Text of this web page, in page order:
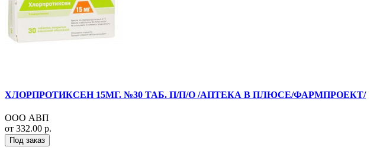
ХЛОРПРОТИКСЕН 15МГ. №30 ТАБ. П/П/О /АПТЕКА В ПЛЮСЕ/ФАРМПРОЕКТ/
ООО АВП
от 332.00 р.
Под заказ